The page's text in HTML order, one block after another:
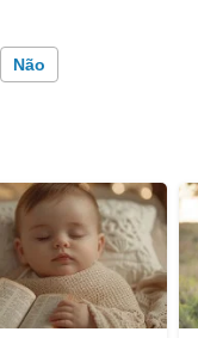
Não
incorreta
que procuro